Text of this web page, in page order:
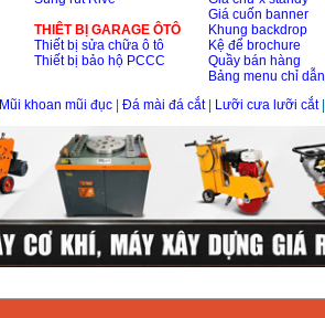
THIÊT BỊ GARAGE ÔTÔ
Thiết bị sửa chữa ô tô
Thiết bị bảo hộ PCCC
Giá cuốn banner
Khung backdrop
Kệ để brochure
Quầy bán hàng
Bảng menu chỉ dẫn
Mũi khoan mũi đục Đá mài đá cắt| Lưỡi cưa lưỡi cắt